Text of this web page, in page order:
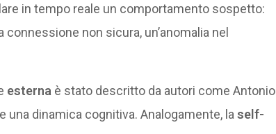
in tempo reale un comportamento sospetto:
non sicura, un’anomalia nel
esterna è stato descritto da autori come Antonio
una dinamica cognitiva. Analogamente, la self-